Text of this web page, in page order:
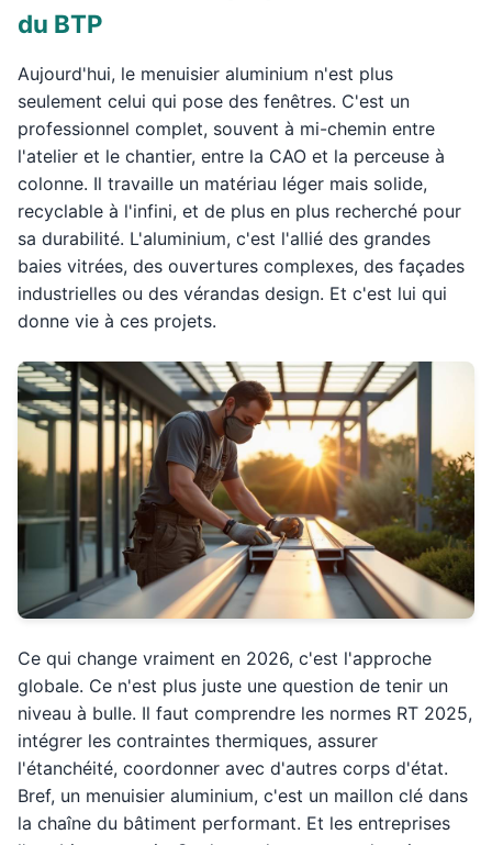
du BTP
Aujourd'hui, le menuisier aluminium n'est plus
seulement celui qui pose des fenêtres. C'est un
professionnel complet, souvent à mi-chemin entre
l'atelier et le chantier, entre la CAO et la perceuse à
colonne. Il travaille un matériau léger mais solide,
recyclable à l'infini, et de plus en plus recherché pour
sa durabilité. L'aluminium, c'est l'allié des grandes
baies vitrées, des ouvertures complexes, des façades
industrielles ou des vérandas design. Et c'est lui qui
donne vie à ces projets.
Ce qui change vraiment en 2026, c'est l'approche
globale. Ce n'est plus juste une question de tenir un
niveau à bulle. Il faut comprendre les normes RT 2025,
intégrer les contraintes thermiques, assurer
l'étanchéité, coordonner avec d'autres corps d'état.
Bref, un menuisier aluminium, c'est un maillon clé dans
la chaîne du bâtiment performant. Et les entreprises